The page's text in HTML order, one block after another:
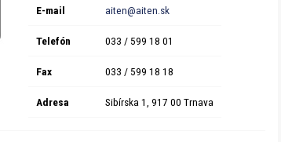
E-mail aiten@aiten.sk
Telefón 033 / 599 18 01
Fax 033 / 599 18 18
Adresa Sibírska 1, 917 00 Trnava